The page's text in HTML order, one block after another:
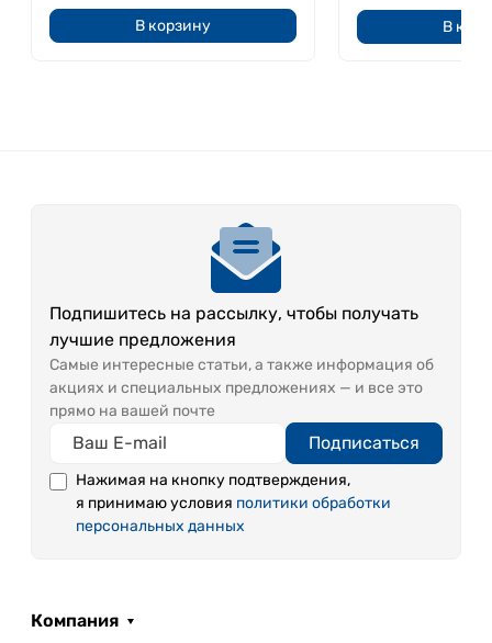
комплексе с лекарственными средствами для
лечения заболевания, «Rudolfuv pramen»
желтоватым оттенком, которые подчеркивают её
природное происхождение и насыщенность
Минеральный состав, мг/л:
В корзину В
Подпишитесь на рассылку, чтобы получать
лучшие предложения
Самые интересные статьи, а также информация об
акциях и специальных предложениях — и все это
прямо на вашей почте
Подписаться
Нажимая на кнопку подтверждения,
я принимаю условия политики обработки
персональных данных
Компания